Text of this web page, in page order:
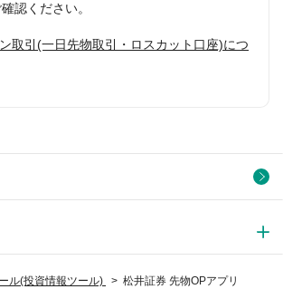
ル(投資情報ツール) 松井証券 先物OPアプリ
認ください。
取引(一日先物取引・ロスカット口座)につ